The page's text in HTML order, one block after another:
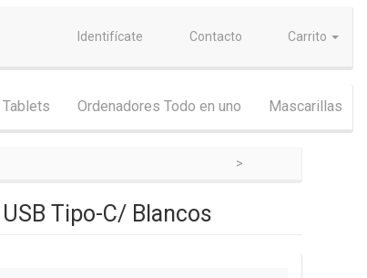
Identifícate Contacto Carrito
Tablets Ordenadores Todo en uno Mascarillas
Tipo-C/ Blancos